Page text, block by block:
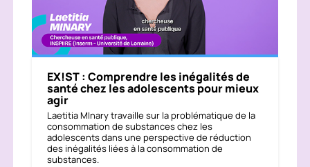
EX!ST : Comprendre les inégalités de
santé chez les adolescents pour mieux
agir
Laetitia MInary travaille sur la problématique de la
consommation de substances chez les
adolescents dans une perspective de réduction
des inégalités liées à la consommation de
substances.